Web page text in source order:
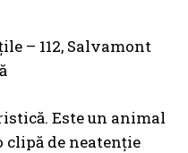
– 112, Salvamont
Este un animal
de neatenție